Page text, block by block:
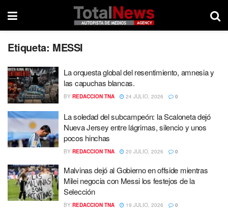
Etiqueta: MESSI
La orquesta global del resentimiento, amnesia y
las capuchas blancas.
BY REDACCION TNA 24 JULIO, 2026 0
La soledad del subcampeón: la Scaloneta dejó
Nueva Jersey entre lágrimas, silencio y unos
pocos hinchas
BY REDACCION TNA 20 JULIO, 2026 0
Malvinas dejó al Gobierno en offside mientras
Milei negocia con Messi los festejos de la
Selección
BY REDACCION TNA 19 JULIO, 2026 0